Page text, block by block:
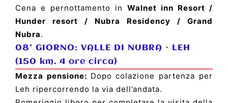
Cena e pernottamento in Walnet inn Resort /
Hunder resort / Nubra Residency / Grand
Nubra.
08° GIORNO: VALLE DI NUBRA –
LEH
(150 km. 4 ore circa)
Mezza pensione: Dopo colazione partenza per
Leh ripercorrendo la via dell’andata.